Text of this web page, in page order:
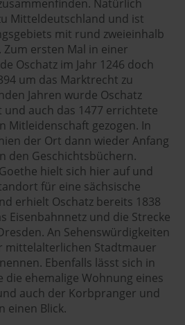
Natürlich
Mitteldeutschland und ist
mit rund zweieinhalb
ersten Mal in einer
Oschatz im Jahr 1246 doch
um das Marktrecht zu
Jahren wurde Oschatz
auch das 1477 errichtete
Mitleidenschaft gezogen. In
der Ort dann wieder Anfang
den Geschichtsbüchern.
hielt sich hier auf und
für eine sächsische
erhielt Oschatz bereits 1838
Eisenbahnnetz und die Strecke
An Sehenswürdigkeiten
mittelalterlichen Stadtmauer
Ebenfalls lässt sich in
die ehemalige Wohnung eines
auch der Korbpranger und
einen Blick.